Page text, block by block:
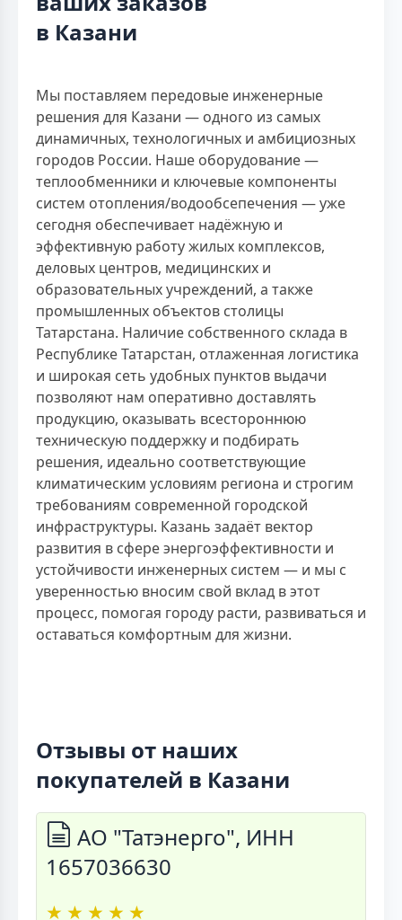
в Казани
Мы поставляем передовые инженерные
решения для Казани — одного из самых
динамичных, технологичных и амбициозных
городов России. Наше оборудование —
теплообменники и ключевые компоненты
систем отопления/водообсепечения — уже
сегодня обеспечивает надёжную и
эффективную работу жилых комплексов,
деловых центров, медицинских и
образовательных учреждений, а также
промышленных объектов столицы
Татарстана. Наличие собственного склада в
Республике Татарстан, отлаженная логистика
и широкая сеть удобных пунктов выдачи
позволяют нам оперативно доставлять
продукцию, оказывать всестороннюю
техническую поддержку и подбирать
решения, идеально соответствующие
климатическим условиям региона и строгим
требованиям современной городской
инфраструктуры. Казань задаёт вектор
развития в сфере энергоэффективности и
устойчивости инженерных систем — и мы с
уверенностью вносим свой вклад в этот
процесс, помогая городу расти, развиваться и
оставаться комфортным для жизни.
Отзывы от наших
покупателей в Казани
АО "Татэнерго", ИНН
1657036630
★ ★ ★ ★ ★